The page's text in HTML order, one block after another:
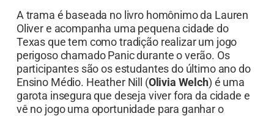
A trama é baseada no livro homônimo da Lauren
Oliver e acompanha uma pequena cidade do
Texas que tem como tradição realizar um jogo
perigoso chamado Panic durante o verão. Os
participantes são os estudantes do último ano do
Ensino Médio. Heather Nill (Olivia Welch) é uma
garota insegura que deseja viver fora da cidade e
vê no jogo uma oportunidade para ganhar o